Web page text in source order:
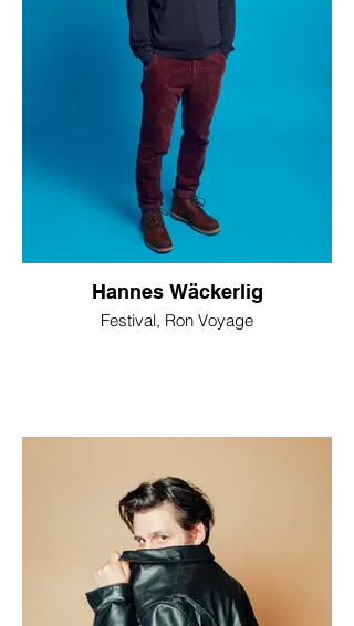
Hannes Wäckerlig
Festival, Ron Voyage